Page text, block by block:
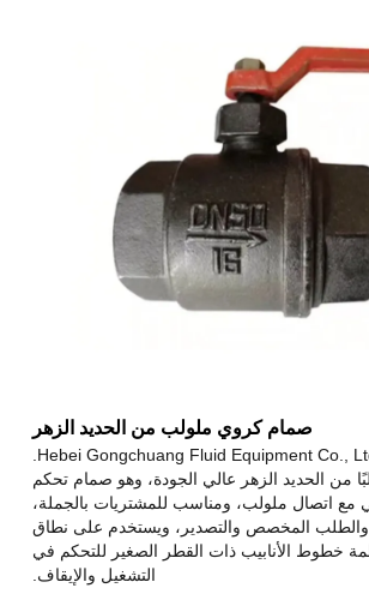
صمام كروي ملولب من الحديد الزهر
من الحديد الزهر عالي الجودة، وهو صمام تحكم
مع اتصال ملولب، ومناسب للمشتريات بالجملة،
والطلب المخصص والتصدير، ويستخدم على نطاق
خطوط الأنابيب ذات القطر الصغير للتحكم في
التشغيل والإيقاف.